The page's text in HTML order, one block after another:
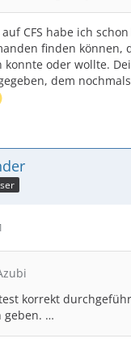
CFS habe ich
finden können,
konnte oder wollte.
dem
korrekt
geben. …